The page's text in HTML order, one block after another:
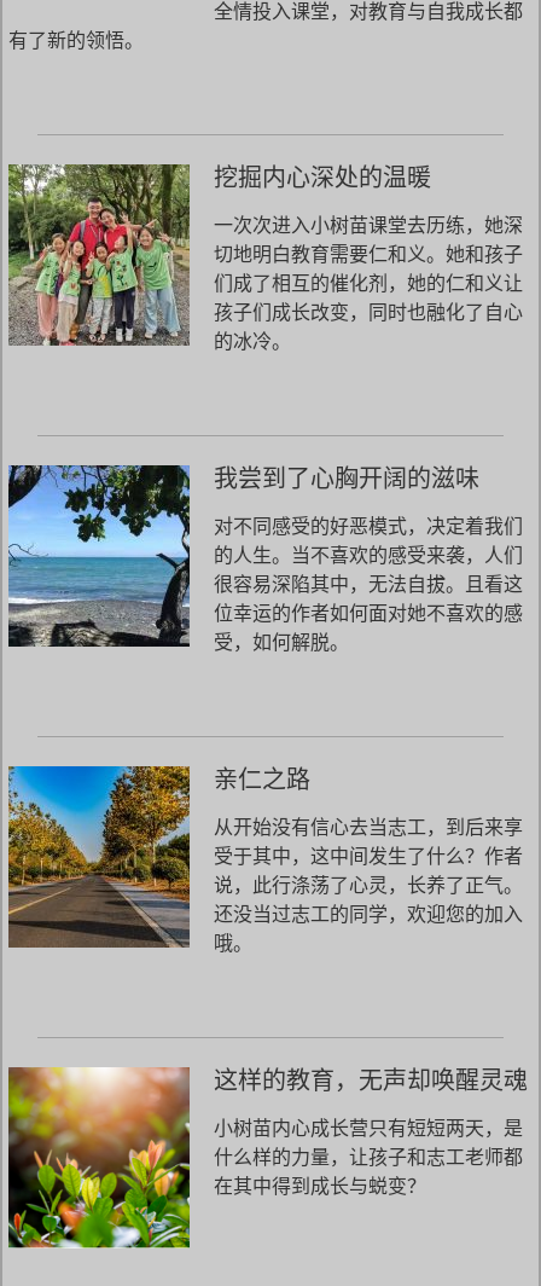
全情投入课堂，对教育与自我成长都
有了新的领悟。
挖掘内心深处的温暖
一次次进入小树苗课堂去历练，她深
切地明白教育需要仁和义。她和孩子
们成了相互的催化剂，她的仁和义让
孩子们成长改变，同时也融化了自心
的冰冷。
我尝到了心胸开阔的滋味
对不同感受的好恶模式，决定着我们
的人生。当不喜欢的感受来袭，人们
很容易深陷其中，无法自拔。且看这
位幸运的作者如何面对她不喜欢的感
受，如何解脱。
亲仁之路
从开始没有信心去当志工，到后来享
受于其中，这中间发生了什么？作者
说，此行涤荡了心灵，长养了正气。
还没当过志工的同学，欢迎您的加入
哦。
这样的教育，无声却唤醒灵魂
小树苗内心成长营只有短短两天，是
什么样的力量，让孩子和志工老师都
在其中得到成长与蜕变？